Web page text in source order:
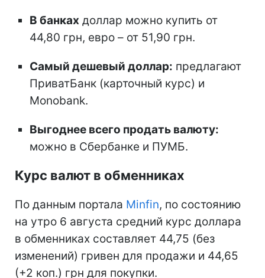
В банках доллар можно купить от
44,80 грн, евро – от 51,90 грн.
Самый дешевый доллар: предлагают
ПриватБанк (карточный курс) и
Monobank.
Выгоднее всего продать валюту:
можно в Сбербанке и ПУМБ.
Курс валют в обменниках
По данным портала Minfin, по состоянию
на утро 6 августа средний курс доллара
в обменниках составляет 44,75 (без
изменений) гривен для продажи и 44,65
(+2 коп.) грн для покупки.